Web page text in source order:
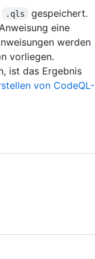
.qls
gespeichert.
eine
werden
vorliegen.
ist das Ergebnis
von CodeQL-